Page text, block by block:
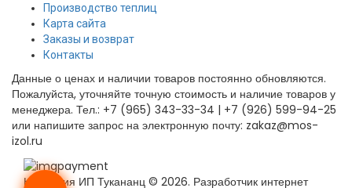
Производство теплиц
Карта сайта
Заказы и возврат
Контакты
Данные о ценах и наличии товаров постоянно обновляются.
Пожалуйста, уточняйте точную стоимость и наличие товаров у
менеджера. Тел.: +7 (965) 343-33-34 | +7 (926) 599-94-25
или напишите запрос на электронную почту: zakaz@mos-
izol.ru
Компания ИП Тукананц © 2026. Разработчик интернет